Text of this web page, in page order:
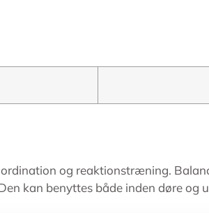
og reaktionstræning.
kan benyttes både inden døre og